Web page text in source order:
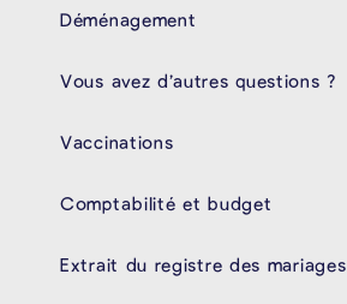
Déménagement
Vous avez d’autres questions ?
Vaccinations
Comptabilité et budget
Extrait du registre des mariages